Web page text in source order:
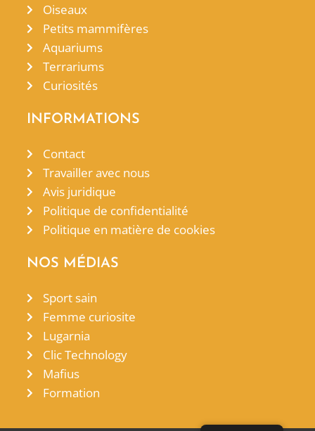
Oiseaux
Petits mammifères
Aquariums
Terrariums
Curiosités
INFORMATIONS
Contact
Travailler avec nous
Avis juridique
Politique de confidentialité
Politique en matière de cookies
NOS MÉDIAS
Sport sain
Femme curiosite
Lugarnia
Clic Technology
Mafius
Formation